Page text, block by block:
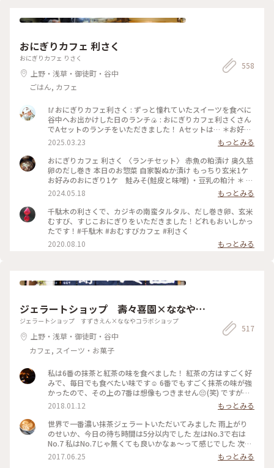
おにぎりカフェ 利さく
おにぎりカフェ りさく
上野・浅草・御徒町・谷中
ごはん, カフェ
558
🥢おにぎりカフェ利さく : ずっと憧れていたスイーツを食べに
谷中へお出かけした日のランチ🍙 : おにぎりカフェ利さくさん
でAセットのランチをいただきました！ Aセットは… ＊お好み
のおにぎり2個 ＊お好みのスープ を選べて¥900でした✨ おに
ぎりは30種類ほどあり、注文が入ってから作ってくれるシステ
ムです🍙 とにかく種類が多いので、気になるおにぎりがたく
さん🤤 迷いに迷って、『炙りみそにぎり』と『クリームチーズ
たらこ』を選びました！ おにぎり屋さんのおにぎり…✨ お米
や海苔、塩などの素材、炊き方にもこだわっていてとっても美
味しかったです♡ スープは季節限定の『豆乳の粕汁』を選び
ました！ まろやかで優しい味で美味しかった😌 : スイーツをい
ただく予定があったのでお昼は控えめに。 それでも、意外と
お腹いっぱいになりました🎵 : お店は千駄木駅の近くで行きや
すいです🌟 平日のお休みの日に行きましたが、意外と混んで
いて20分くらい待って座れました。 外国人の方が多かった
#milkのミルキーな毎日
2025.03.23
もっとみる
おにぎりカフェ 利さく 〈ランチセット〉 赤魚の粕漬け 奥久慈
卵のだし巻き 本日のお惣菜 自家製ぬか漬け もっちり玄米1ケ
お好みのおにぎり1ケ 鮭みそ(鮭皮と味噌) ・豆乳の粕汁 ＊ お
久しぶりのおにぎりランチ☆ 千駄木駅近くの「おにぎりカフ
ェ 利さく」へ…☆ おにぎりと小鉢いろいろの お得なランチセ
ット☆ お好みのおにぎり1ケには 悩んだ末に鮭みそ(鮭皮と味
噌)を☆ 赤魚の粕漬けやだし巻き 小松菜のお浸し ぬか漬け ど
れもおいしくホッとする味わい☆ 鮭みそのおにぎりも もちろ
んおいしかったですが もっちり玄米がまた たまらなく味わい
深いおいしさ☆☆☆ やっぱり おにぎり屋さんのおにぎりはお
2024.05.18
もっとみる
千駄木の利さくで、カジキの南蛮タルタル、だし巻き卵、玄米
むすび、すじこおにぎりをいただきました！どれもおいしかっ
たです！#千駄木 #おむすびカフェ #利さく
2020.08.10
もっとみる
ジェラートショップ 壽々喜園×ななやコ
ラボショップ
ジェラートショップ すずきえん×ななやコラボショップ
上野・浅草・御徒町・谷中
カフェ, スイーツ・お菓子
517
私は6番の抹茶と紅茶の味を食べました！ 紅茶の方はすごく好
みで、毎日でも食べたい味です☺️ 6番でもすごく抹茶の味が強
かったので、その上の7番は想像もつきません😔(笑) ですが、
抹茶好きな人にはとってもオススメです👌🏻浅草観光がてらお店
に立ち寄られてはどうでしょう👧🏻💗 #和スイーツ #ジェラー
ト #寿々喜園 #ななや
2018.01.12
もっとみる
世界で一番濃い抹茶ジェラートいただいてみました 雨上がり
のせいか、今日の待ち時間は5分以内でした 左はNo.3で右は
No.7 私はNo.7じゃ無くても良いかなぁ〜って感じでした 次回
はNo.4かNo.5を試してみたいなぁ〜
2017.06.25
もっとみる